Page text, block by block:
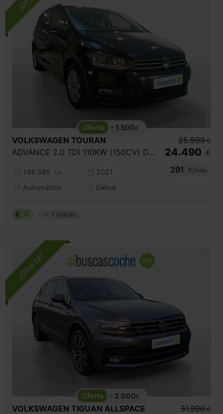
- 1.500€
VOLKSWAGEN TOURAN
ADVANCE 2.0 TDI 110KW (150CV) DSG
148.595 km
2021
Automático
Diésel
25.990 €
24.490 €
291
€/mes
C 7 plazas
- 2.000€
VOLKSWAGEN TIGUAN ALLSPACE
31.990 €